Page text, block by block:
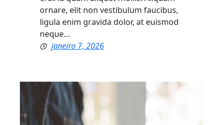
ornare, elit non vestibulum faucibus,
ligula enim gravida dolor, at euismod
neque…
janeiro 7, 2026